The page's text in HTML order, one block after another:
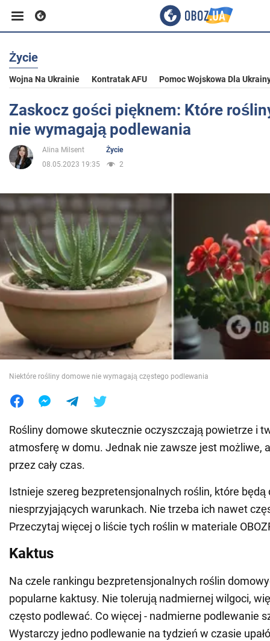
Biznes
Sport
Rozrywka
Polityka
Społeczeństwo
Wojna na Ukrainie
Świat
Jedzenie
Życie
Wojna Na Ukrainie Kontratak AFU Pomoc Wojskowa Dla
Zaskocz gości pięknem: Które
nie wymagają podlewania
Alina Milsent
Życie
08.05.2023 19:35
2
Niektóre rośliny domowe nie wymagają częstego podlewania
Rośliny domowe skutecznie oczyszczają powietrze i
atmosferę w domu. Jednak nie zawsze jest możliwe,
przez cały czas.
Istnieje szereg bezpretensjonalnych roślin, które będą
niesprzyjających warunkach. Nie trzeba ich nawet
Przeczytaj więcej o liście tych roślin w materiale
Kaktus
Na czele rankingu bezpretensjonalnych roślin
popularne kaktusy. Nie tolerują nadmiernej wilgoci,
często podlewać. Co więcej - nadmierne podlewanie
Wystarczy jedno podlewanie na tydzień w czasie